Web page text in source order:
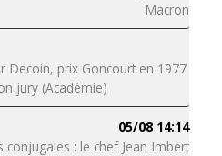
Macron
Decoin, prix Goncourt en 1977
jury (Académie)
05/08 14:14
conjugales : le chef Jean Imbert